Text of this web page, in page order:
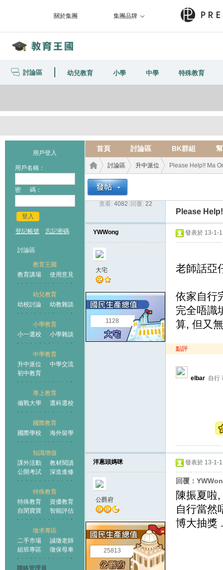
關於集團 集團品牌
討論區 幼兒教育 小學 中學 特殊教育
用戶登入
用戶名稱：
密 碼：
登入
登記帳號 忘記密碼
討論區
教育王國
教育講場
使用意見
幼兒教育
幼校討論
幼教雜談
小學教育
小一選校
小學雜談
中學教育
升中派位
中學交流
初中教育
專上教育
備戰大學
選科選校
國際教育
國際學校
海外留學
知識增值
課外活動
教材閱讀
公開考試
深造進修
特殊教育
特殊教育
資優教育
自閉寶寶
智能評估
徵求專區
二手市場
誠徵老師
組班專區
徵保母車
聯絡管理員
首頁 討論區 BK群組
王國
›
討論區
›
升中派位 Please Help!! Ma
查看: 4082 回覆: 22
Please
YWWong
大宅
1128
發表於 13-1-
老師話亞
依家自行
完全唔識
算, 但又
點評
elbar 自行
洋蔥頭媽咪
公爵府
25813
發表於 13-1-
回覆：
陳振夏啦
自行當然
博大抽獎 .